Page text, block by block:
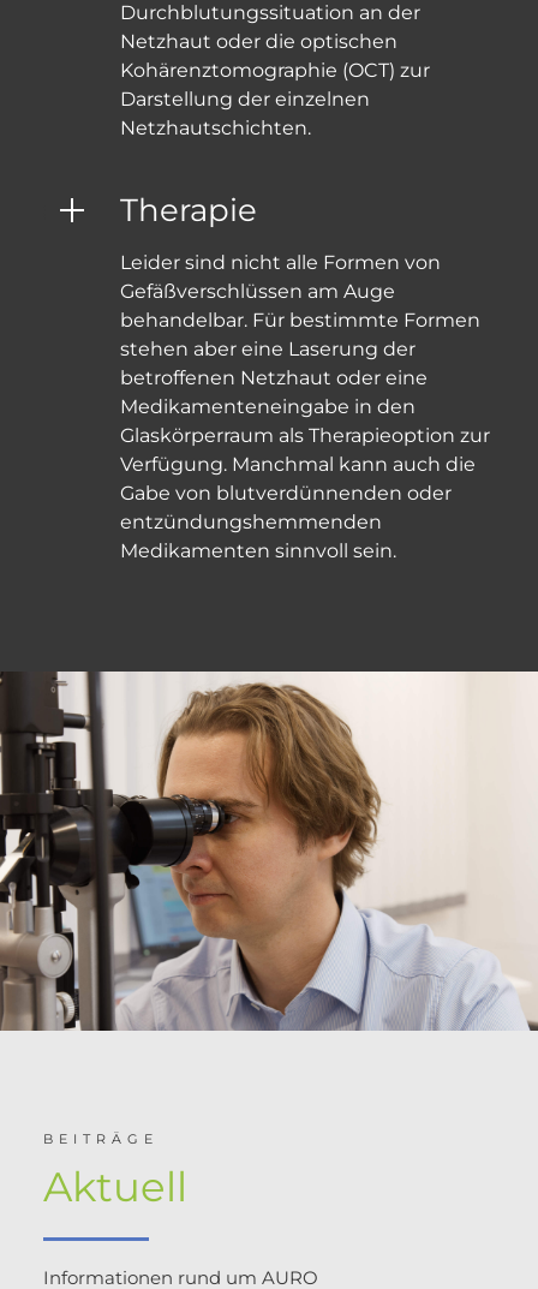
Durchblutungssituation an der
Netzhaut oder die optischen
Kohärenztomographie (OCT) zur
Darstellung der einzelnen
Netzhautschichten.
Therapie
Leider sind nicht alle Formen von
Gefäßverschlüssen am Auge
behandelbar. Für bestimmte Formen
stehen aber eine Laserung der
betroffenen Netzhaut oder eine
Medikamenteneingabe in den
Glaskörperraum als Therapieoption zur
Verfügung. Manchmal kann auch die
Gabe von blutverdünnenden oder
entzündungshemmenden
Medikamenten sinnvoll sein.
BEITRÄGE
Aktuell
Informationen rund um AURO